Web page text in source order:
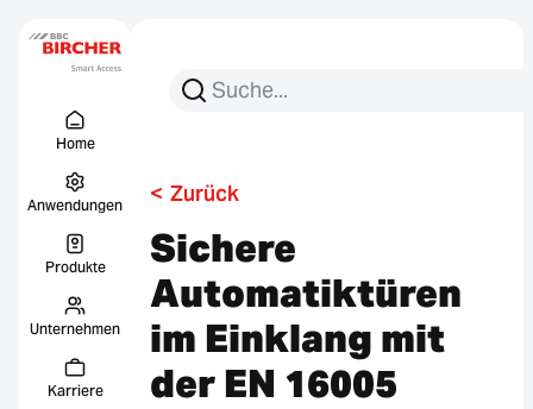
Home
Anwendungen
Produkte
Unternehmen
Karriere
Suchen Sie nach:
Suche
< Zurück
Sichere
Automatiktüren
im Einklang mit
der EN 16005